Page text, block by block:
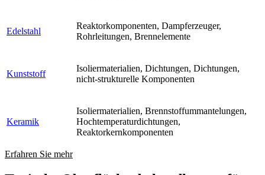
Edelstahl
Reaktorkomponenten, Dampferzeuger,
Rohrleitungen, Brennelemente
Kunststoff
Isoliermaterialien, Dichtungen, Dichtungen,
nicht-strukturelle Komponenten
Keramik
Isoliermaterialien, Brennstoffummantelungen,
Hochtemperaturdichtungen,
Reaktorkernkomponenten
Erfahren Sie mehr